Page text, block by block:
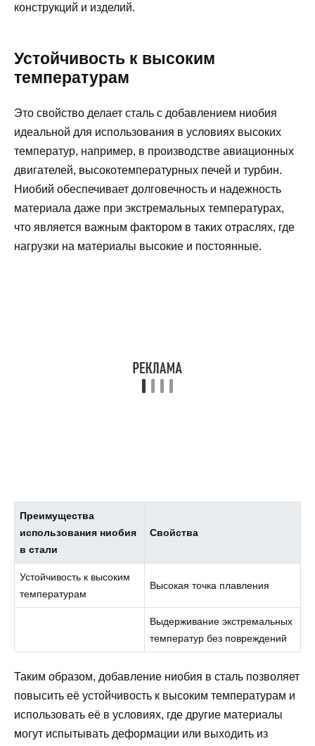
конструкций и изделий.
Устойчивость к высоким
температурам
Это свойство делает сталь с добавлением ниобия
идеальной для использования в условиях высоких
температур, например, в производстве авиационных
двигателей, высокотемпературных печей и турбин.
Ниобий обеспечивает долговечность и надежность
материала даже при экстремальных температурах,
что является важным фактором в таких отраслях, где
нагрузки на материалы высокие и постоянные.
Преимущества
использования ниобия
в стали
Свойства
Устойчивость к высоким
температурам
Высокая точка плавления
Выдерживание экстремальных
температур без повреждений
Таким образом, добавление ниобия в сталь позволяет
повысить её устойчивость к высоким температурам и
использовать её в условиях, где другие материалы
могут испытывать деформации или выходить из